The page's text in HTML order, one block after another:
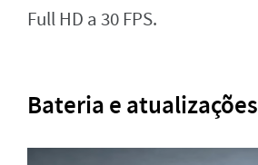
Full HD a 30 FPS.
Bateria e atualizações